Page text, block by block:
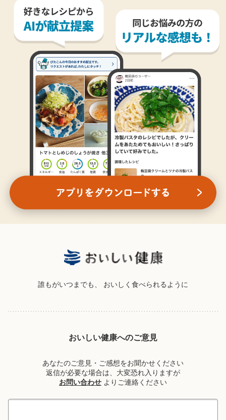
誰もがいつまでも、 おいしく食べられるように
おいしい健康へのご意見
あなたのご意見・ご感想をお聞かせください
返信が必要な場合は、大変恐れ入りますが
お問い合わせ よりご連絡ください